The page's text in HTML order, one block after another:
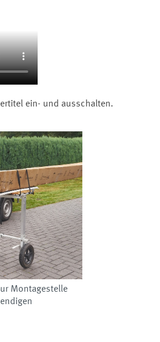
ein- und ausschalten.
Montagestelle